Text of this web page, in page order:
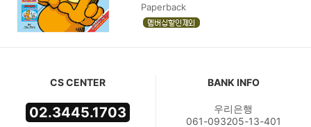
Paperback
CS CENTER
02.3445.1703
BANK INFO
우리은행
061-093205-13-401